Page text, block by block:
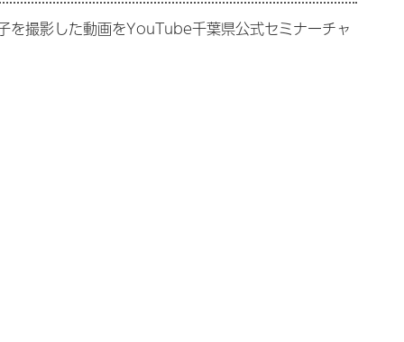
を撮影した動画をYouTube千葉県公式セミナーチャ